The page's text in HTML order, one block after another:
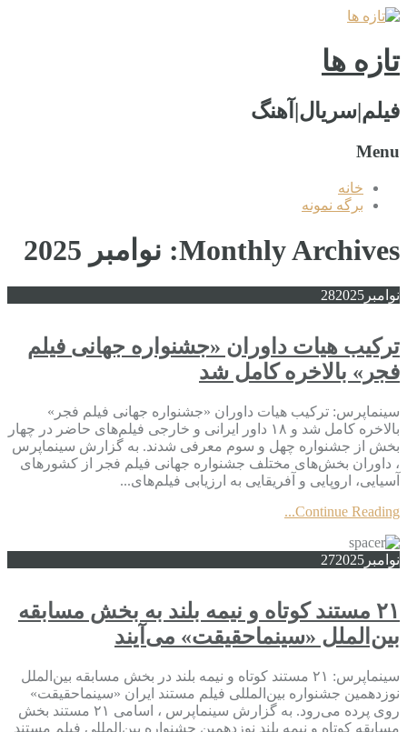
تازه ها
فیلم|سریال|آهنگ
Menu
خانه
برگه نمونه
Monthly Archives: نوامبر 2025
نوامبر 282025
ترکیب هیات داوران «جشنواره جهانی فیلم
فجر» بالاخره کامل شد
سینماپرس: ترکیب هیات داوران «جشنواره جهانی فیلم فجر»
بالاخره کامل شد و ۱۸ داور ایرانی و خارجی فیلم‌های حاضر در چهار
بخش از جشنواره چهل و سوم معرفی شدند. به گزارش سینماپرس
، داوران بخش‌های مختلف جشنواره جهانی فیلم فجر از کشورهای
آسیایی، اروپایی و آفریقایی به ارزیابی فیلم‌های...
Continue Reading...
نوامبر 272025
۲۱ مستند کوتاه و نیمه بلند به بخش مسابقه
بین‌الملل «سینماحقیقت» می‌آیند
سینماپرس: ۲۱ مستند کوتاه و نیمه بلند در بخش مسابقه بین‌الملل
نوزدهمین جشنواره بین‌المللی فیلم مستند ایران «سینماحقیقت»
روی پرده می‌رود. به گزارش سینماپرس ، اسامی ۲۱ مستند بخش
مسابقه کوتاه و نیمه بلند نوزدهمین جشنواره بین‌المللی فیلم مستند